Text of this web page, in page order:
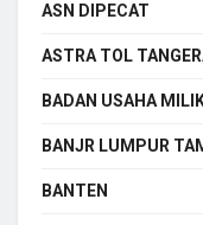
ASN DIPECAT
ASTRA TOL
BADAN USAHA
BANJR LUMPUR
BANTEN